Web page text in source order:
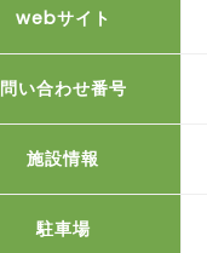
webサイト
問い合わせ番号
施設情報
駐車場